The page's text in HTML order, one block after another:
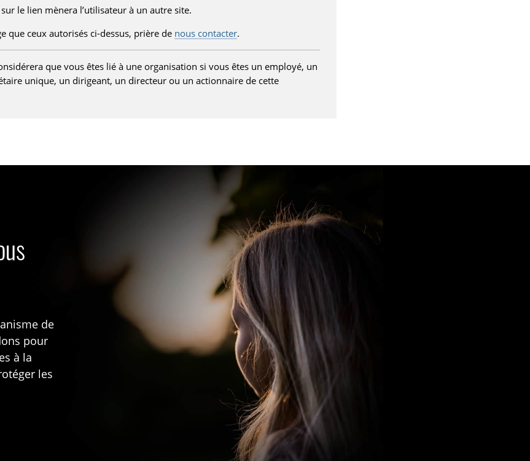
le lien mènera l’utilisateur à un autre site.
que ceux autorisés ci-dessus, prière de nous contacter.
que vous êtes lié à une organisation si vous êtes un employé, un
unique, un dirigeant, un directeur ou un actionnaire de cette
de
pour
à la
les